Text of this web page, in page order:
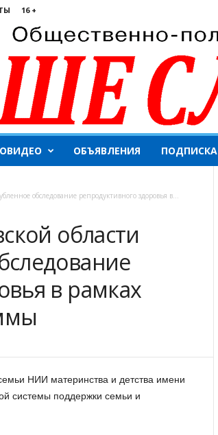
16 +
ОБЪЯВЛЕНИЯ ПОДПИСКА
обследование репродуктивного здоровья в...
области
в рамках
НИИ материнства и детства имени
системы поддержки семьи и